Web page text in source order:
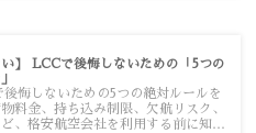
い】 LCCで後悔しないための「5つの
悔しないための5つの絶対ルールを
料金、持ち込み制限、欠航リスク、
、格安航空会社を利用する前に知っ